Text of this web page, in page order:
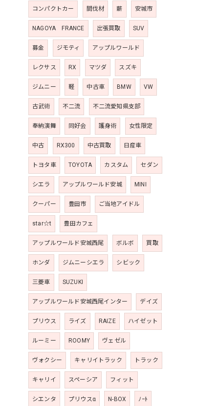
コンパクトカー 間伐材 薪 安城市
NAGOYA FRANCE 出張買取 SUV
募金 ジモティ アップルワールド
レクサス RX マツダ スズキ
ジムニー 軽 中古車 BMW VW
古武術 不二流 不二流愛知県支部
奉納演舞 同好会 護身術 女性限定
中古 RX300 中古買取 日産車
トヨタ車 TOYOTA カスタム セダン
シエラ アップルワールド安城 MINI
クーパー 豊田市 ご当地アイドル
star☆t 豊田カフェ
アップルワールド安城西尾 ボルボ 買取
ホンダ ジムニーシエラ シビック
三菱車 SUZUKI
アップルワールド安城西尾インター デイズ
プリウス ライズ RAIZE ハイゼット
ルーミー ROOMY ヴェゼル
ヴォクシー キャリイトラック トラック
キャリイ スペーシア フィット
シエンタ プリウスα N-BOX ﾉｰﾄ